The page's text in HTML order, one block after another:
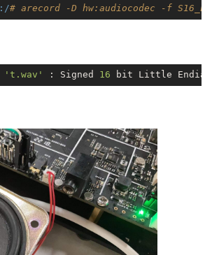
:/# arecord -D hw:audiocodec -f
't.wav' : Signed 16 bit Little